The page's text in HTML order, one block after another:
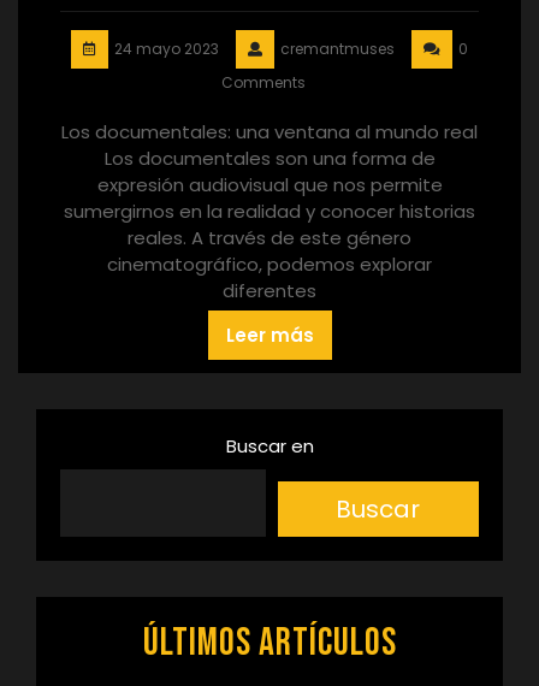
24 mayo 2023 cremantmuses
0
Comments
Los documentales: una ventana al mundo real
Los documentales son una forma de
expresión audiovisual que nos permite
sumergirnos en la realidad y conocer historias
reales. A través de este género
cinematográfico, podemos explorar
diferentes
Leer más
Buscar en
Buscar
Últimos artículos